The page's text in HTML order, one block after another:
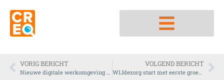
VORIG BERICHT VOLGEND BERICHT
WIJdezorg start met eerste groep zij-instromers verzorgende IG